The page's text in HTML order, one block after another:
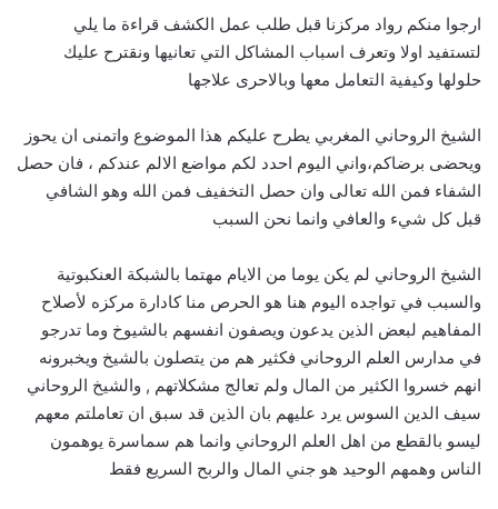
ارجوا منكم رواد مركزنا قبل طلب عمل الكشف قراءة ما يلي
لتستفيد اولا وتعرف اسباب المشاكل التي تعانيها ونقترح عليك
حلولها وكيفية التعامل معها وبالاحرى علاجها
الشيخ الروحاني المغربي يطرح عليكم هذا الموضوع واتمنى ان يحوز
ويحضى برضاكم،واني اليوم احدد لكم مواضع الالم عندكم ، فان حصل
الشفاء فمن الله تعالى وان حصل التخفيف فمن الله وهو الشافي
قبل كل شيء والعافي وانما نحن السبب
الشيخ الروحاني لم يكن يوما من الايام مهتما بالشبكة العنكبوتية
والسبب في تواجده اليوم هنا هو الحرص منا كادارة مركزه لأصلاح
المفاهيم لبعض الذين يدعون ويصفون انفسهم بالشيوخ وما تدرجو
في مدارس العلم الروحاني فكثير هم من يتصلون بالشيخ ويخبرونه
انهم خسروا الكثير من المال ولم تعالج مشكلاتهم , والشيخ الروحاني
سيف الدين السوس يرد عليهم بان الذين قد سبق ان تعاملتم معهم
ليسو بالقطع من اهل العلم الروحاني وانما هم سماسرة يوهمون
الناس وهمهم الوحيد هو جني المال والربح السريع فقط